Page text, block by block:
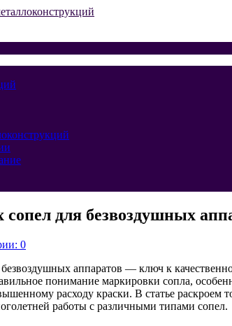
для безвоздушных
0
аппаратов — ключ к
понимание маркировки сопла,
расходу краски. В статье
работы с различными типами сопел.